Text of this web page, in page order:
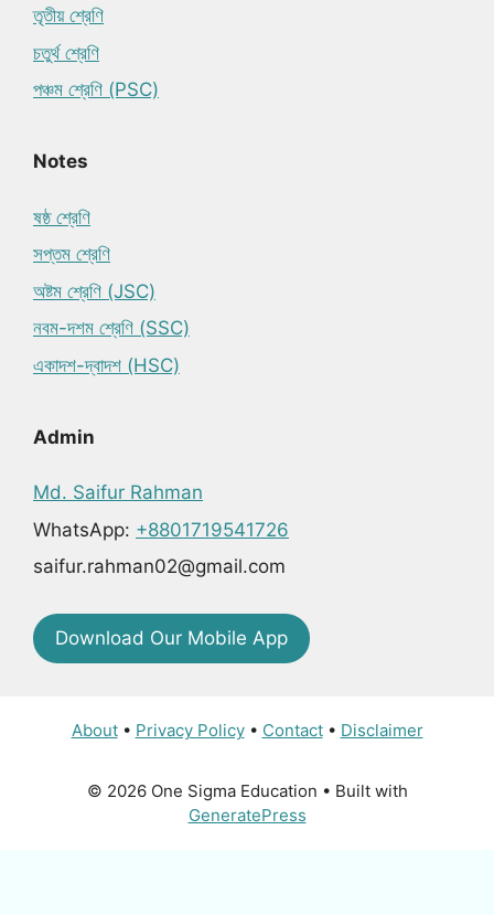
তৃতীয় শ্রেণি
চতুর্থ শ্রেণি
পঞ্চম শ্রেণি (PSC)
Notes
ষষ্ঠ শ্রেণি
সপ্তম শ্রেণি
অষ্টম শ্রেণি (JSC)
নবম-দশম শ্রেণি (SSC)
একাদশ-দ্বাদশ (HSC)
Admin
Md. Saifur Rahman
WhatsApp: +8801719541726
saifur.rahman02@gmail.com
Download Our Mobile App
About• Privacy Policy• Contact• Disclaimer
© 2026 One Sigma Education • Built with
GeneratePress